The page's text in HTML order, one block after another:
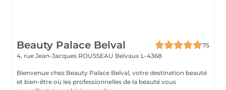
Beauty Palace Belval
75
4, rue Jean-Jacques ROUSSEAU Belvaux L-4368
Bienvenue chez Beauty Palace Belval, votre destination beauté
et bien-être où les professionnelles de la beauté vous